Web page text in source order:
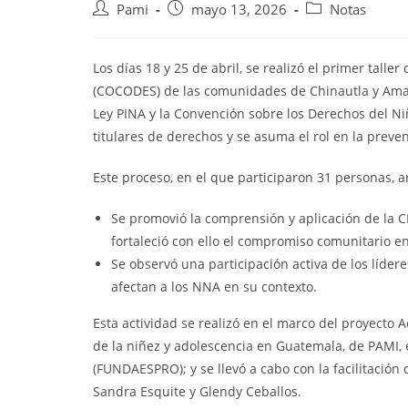
Pami mayo 13, 2026 Notas
Los días 18 y 25 de abril, se realizó el primer
(COCODES) de las comunidades de Chinautla y
Ley PINA y la Convención sobre los Derechos del
titulares de derechos y se asuma el rol en la
Este proceso, en el que participaron 31 personas,
Se promovió la comprensión y aplicación de la
fortaleció con ello el compromiso comunitario
Se observó una participación activa de los
afectan a los NNA en su contexto.
Esta actividad se realizó en el marco del proyecto
de la niñez y adolescencia en Guatemala, de
(FUNDAESPRO); y se llevó a cabo con la
Sandra Esquite y Glendy Ceballos.